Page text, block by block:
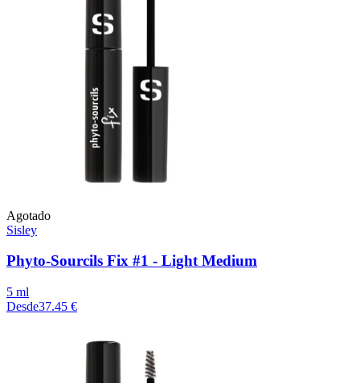
Agotado
Sisley
Phyto-Sourcils Fix #1 - Light Medium
5 ml
Desde37.45 €